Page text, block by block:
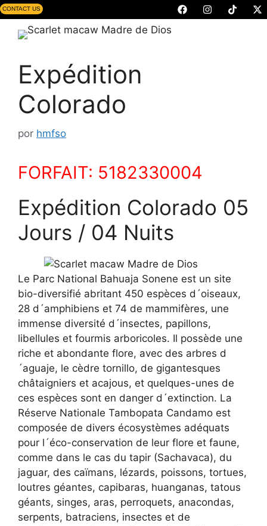
CONTACT US
Expédition
Colorado
por hmfso
FORFAIT: 5182330004
Expédition Colorado 05
Jours / 04 Nuits
Le Parc National Bahuaja Sonene est un site
bio-diversifié abritant 450 espèces d´oiseaux,
28 d´amphibiens et 74 de mammifères, une
immense diversité d´insectes, papillons,
libellules et fourmis arboricoles. Il possède une
riche et abondante flore, avec des arbres d
´aguaje, le cèdre tornillo, de gigantesques
châtaigniers et acajous, et quelques-unes de
ces espèces sont en danger d´extinction. La
Réserve Nationale Tambopata Candamo est
composée de divers écosystèmes adéquats
pour l´éco-conservation de leur flore et faune,
comme dans le cas du tapir (Sachavaca), du
jaguar, des caïmans, lézards, poissons, tortues,
loutres géantes, capibaras, huanganas, tatous
géants, singes, aras, perroquets, anacondas,
serpents, batraciens, insectes et de